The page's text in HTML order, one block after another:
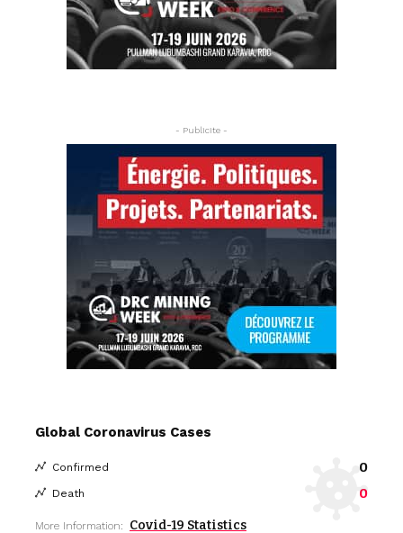
- Publicite -
Global Coronavirus Cases
Confirmed 0
Death 0
More Information: Covid-19 Statistics